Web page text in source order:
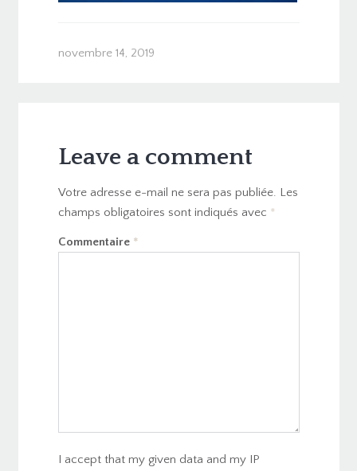
novembre 14, 2019
Leave a comment
Votre adresse e-mail ne sera pas publiée. Les
champs obligatoires sont indiqués avec *
Commentaire *
I accept that my given data and my IP